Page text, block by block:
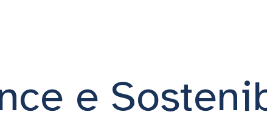
e